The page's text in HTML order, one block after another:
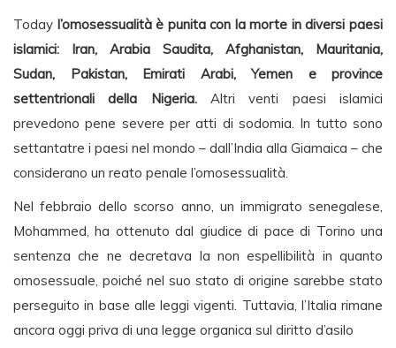
Today l’omosessualità è punita con la morte in diversi paesi
islamici: Iran, Arabia Saudita, Afghanistan, Mauritania,
Sudan, Pakistan, Emirati Arabi, Yemen e province
settentrionali della Nigeria.Altri venti paesi islamici
prevedono pene severe per atti di sodomia. In tutto sono
settantatre i paesi nel mondo – dall’India alla Giamaica – che
considerano un reato penale l’omosessualità.
Nel febbraio dello scorso anno, un immigrato senegalese,
Mohammed, ha ottenuto dal giudice di pace di Torino una
sentenza che ne decretava la non espellibilità in quanto
omosessuale, poiché nel suo stato di origine sarebbe stato
perseguito in base alle leggi vigenti. Tuttavia, l’Italia rimane
ancora oggi priva di una legge organica sul diritto d’asilo